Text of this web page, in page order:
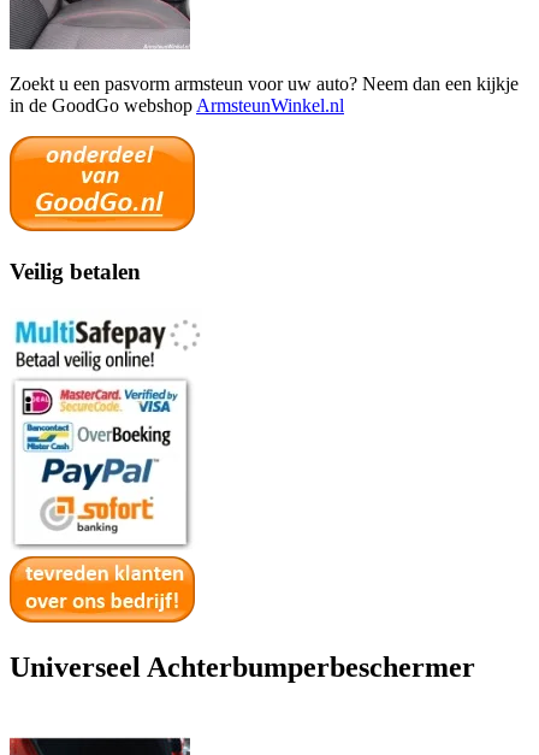
Zoekt u een pasvorm armsteun voor uw auto? Neem dan een kijkje
in de GoodGo webshop ArmsteunWinkel.nl
Veilig betalen
Universeel Achterbumperbeschermer